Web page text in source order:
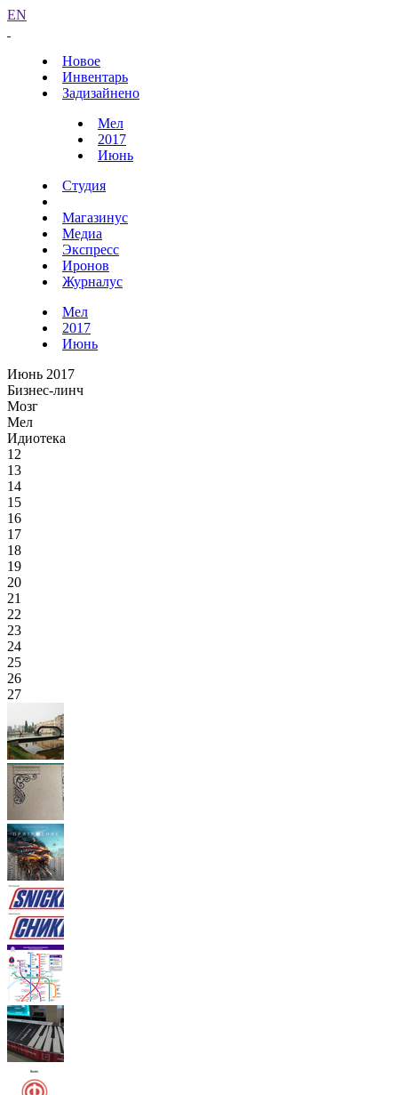
EN
Новое
Инвентарь
Задизайнено
Мел
2017
Июнь
Студия
Магазинус
Медиа
Экспресс
Иронов
Журналус
Мел
2017
Июнь
Июнь 2017
Бизнес-линч
Мозг
Мел
Идиотека
12
13
14
15
16
17
18
19
20
21
22
23
24
25
26
27